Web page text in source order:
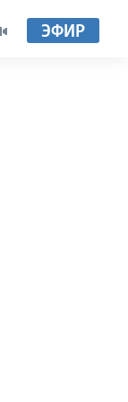
ЭФИР